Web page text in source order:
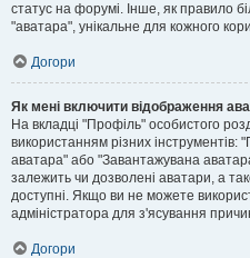
статус на форумі. Інше, як правило
"аватара", унікальне для кожного
Догори
Як мені включити відображення
На вкладці "Профіль" особистого
використанням різних
аватара" або "Завантажувана
залежить чи дозволені аватари, а
доступні. Якщо ви не можете
адміністратора для з'ясування
Догори